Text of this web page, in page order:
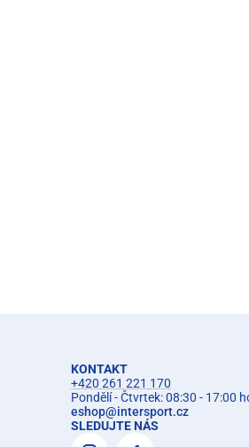
KONTAKT
+420 261 221 170
Pondělí - Čtvrtek: 08:30 - 17:00
eshop@intersport.cz
SLEDUJTE NÁS